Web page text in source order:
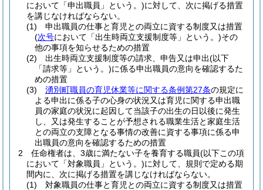
において「申出職員」という。)に対して、次に掲げる措置
を講じなければならない。
(1)
申出職員の仕事と育児との両立に資する制度又は措置
(次号において「出生時両立支援制度等」という。)その
他の事項を知らせるための措置
(2)
出生時両立支援制度等の請求、申告又は申出(以下
「請求等」という。)に係る申出職員の意向を確認するた
めの措置
(3)
湧別町職員の育児休業等に関する条例第27条の規定に
よる申出に係る子の心身の状況又は育児に関する申出職
員の家庭の状況に起因して当該子の出生の日以後に発生
し、又は発生することが予想される職業生活と家庭生活
との両立の支障となる事情の改善に資する事項に係る申
出職員の意向を確認するための措置
2
任命権者は、3歳に満たない子を養育する職員(以下この項
において「対象職員」という。)に対して、規則で定める期
間内に、次に掲げる措置を講じなければならない。
(1)
対象職員の仕事と育児との両立に資する制度又は措置